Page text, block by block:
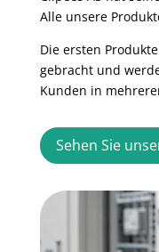
Alle unsere
Die ersten
gebracht und
Kunden in
Sehen Sie